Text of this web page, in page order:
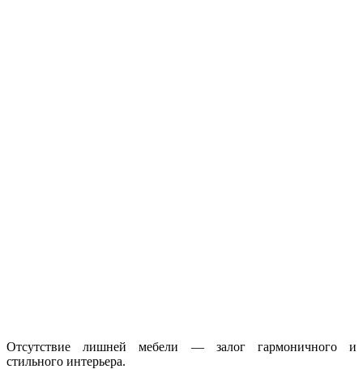
Отсутствие лишней мебели — залог гармоничного и
стильного интерьера.